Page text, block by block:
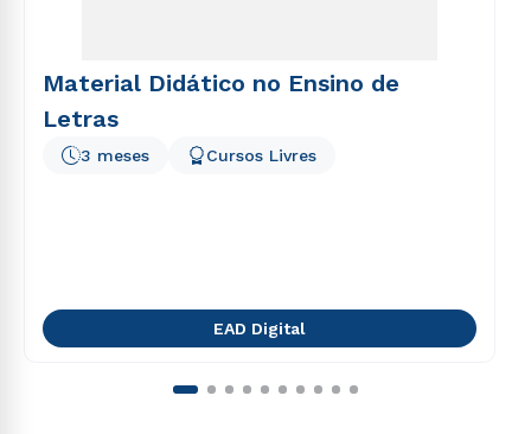
Material Didático no Ensino de
Letras
3 meses Cursos Livres
EAD Digital